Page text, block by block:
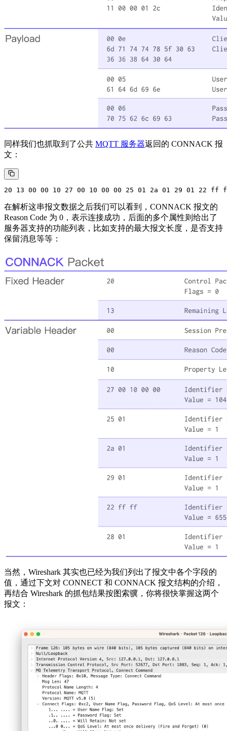
同样我们也抓取到了公共 MQTT 服务器返回的 CONNACK 报
文：
在解析这串报文数据之后我们可以看到，CONNACK 报文的
Reason Code 为 0，表示连接成功，后面的多个属性则给出了
服务器支持的功能列表，比如支持的最大报文长度，是否支持
保留消息等等：
当然，Wireshark 其实也已经为我们列出了报文中各个字段的
值，通过下文对 CONNECT 和 CONNACK 报文结构的介绍，
再结合 Wireshark 的抓包结果按图索骥，你将很快掌握这两个
报文：